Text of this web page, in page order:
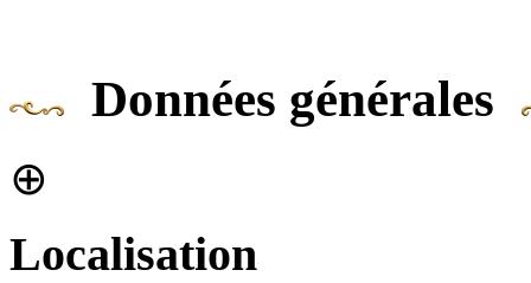
Données générales
⊕
Localisation